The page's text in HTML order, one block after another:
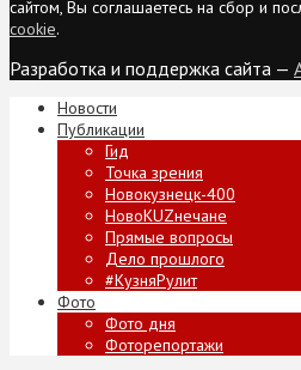
сайтом, Вы соглашаетесь на сбор и
cookie.
Разработка и поддержка сайта —
Новости
Публикации
Гид
Точка зрения
Новокузнецк-400
НовоKUZнечане
Прямые вопросы
Дело прошлого
#КузняРулит
Фото
Фото дня
Фоторепортажи